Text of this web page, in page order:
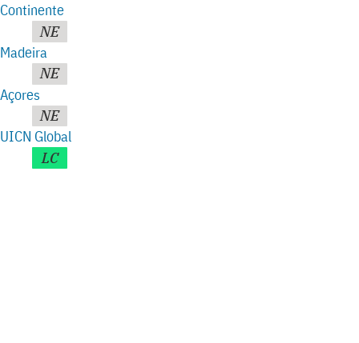
Continente
NE
Madeira
NE
Açores
NE
UICN Global
LC